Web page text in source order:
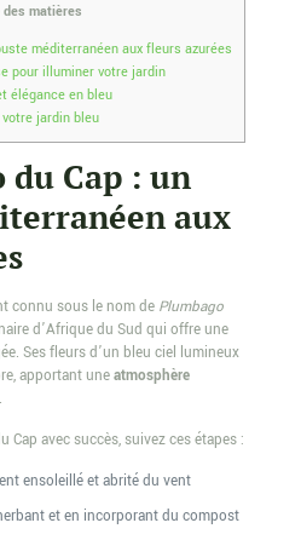
des matières
méditerranéen aux fleurs azurées
pour illuminer votre jardin
élégance en bleu
jardin bleu
du Cap : un
aux
connu sous le nom de Plumbago
d’Afrique du Sud qui offre une
Ses fleurs d’un bleu ciel lumineux
apportant uneatmosphère
avec succès, suivez ces étapes :
ensoleillé et abrité du vent
et en incorporant du compost